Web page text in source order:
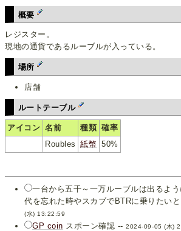
概要
レジスター。
現地の通貨であるルーブルが入っている。
場所
店舗
ルートテーブル
アイコン 名前 種類 確率
Roubles 紙幣 50%
一台から五千～一万ルーブルは出るよ
代を忘れた時やスカブでBTRに乗りたい
(水) 13:22:59
GP coin スポーン確認 --2024-09-05 (木)